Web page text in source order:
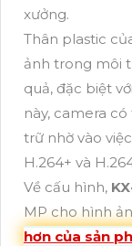
xưởng.
Thân plastic
ảnh trong môi
quả, đặc biệt
này, camera
trữ nhờ vào
H.264+ và
Về cấu hình,
MP cho hình
hơn của sản